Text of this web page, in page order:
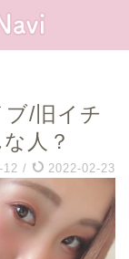
ブ/旧イチ
人？
12 / 2022-02-23